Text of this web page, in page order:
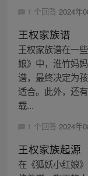
1 个回答 2024年
王权家族谱
王权家族谱在一
娘》中，淮竹妈
谱，最终决定为
适合。此外，还
载...
1 个回答 2024年
王权家族起源
在《狐妖小红娘